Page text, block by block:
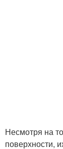
Несмотря на
поверхности,